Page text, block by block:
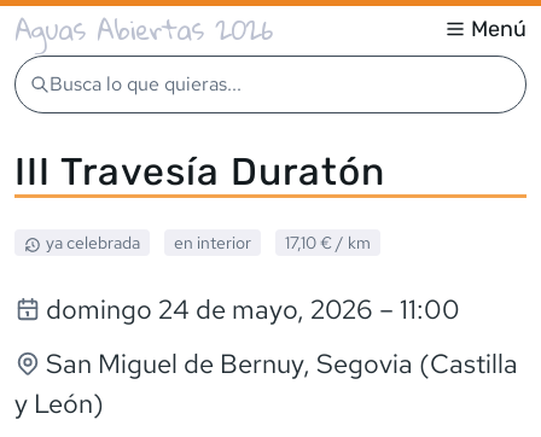
Aguas Abiertas 2026 Menú
Busca lo que quieras...
III Travesía Duratón
ya celebrada en interior 17,10 € / km
domingo 24 de mayo, 2026 – 11:00
San Miguel de Bernuy, Segovia (Castilla
y León)